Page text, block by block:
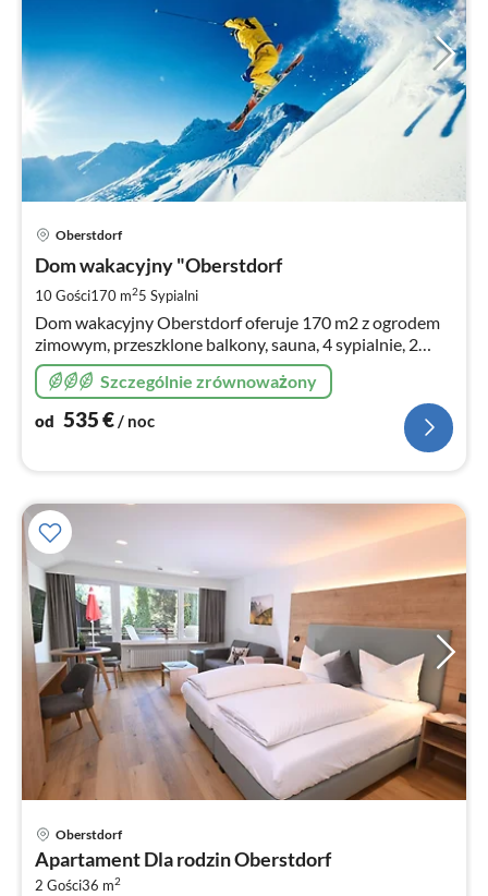
Oberstdorf
Dom wakacyjny "Oberstdorf
10 Gości170 m25 Sypialni
Dom wakacyjny Oberstdorf oferuje 170 m2 z ogrodem
zimowym, przeszklone balkony, sauna, 4 sypialnie, 2
łazienki, 1 WC , 1 prysznic (sauna), ponownie
dodatkowo, duża kuchnia, ogród, ga
Szczególnie zrównoważony
od 535€/ noc
Oberstdorf
Apartament Dla rodzin Oberstdorf
2 Gości36 m2